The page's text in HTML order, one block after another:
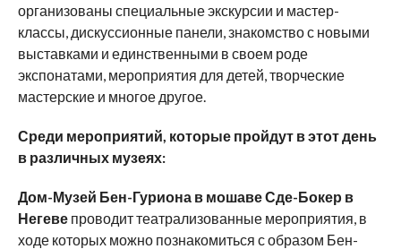
организованы специальные экскурсии и мастер-
классы, дискуссионные панели, знакомство с новыми
выставками и единственными в своем роде
экспонатами, мероприятия для детей, творческие
мастерские и многое другое.
Среди мероприятий, которые пройдут в этот день
в различных музеях:
Дом-Музей Бен-Гуриона в мошаве Сде-Бокер в
Негевепроводит театрализованные мероприятия, в
ходе которых можно познакомиться с образом Бен-